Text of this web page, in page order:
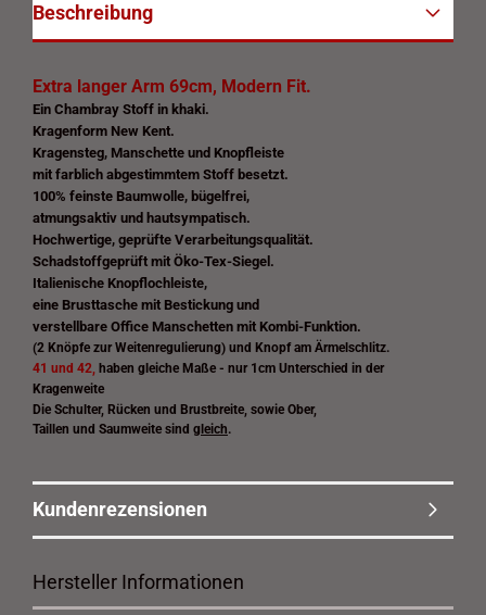
Beschreibung
Extra langer Arm 69cm, Modern Fit.
Ein Chambray Stoff in khaki.
Kragenform New Kent.
Kragensteg, Manschette und Knopfleiste
mit farblich abgestimmtem Stoff besetzt.
100% feinste Baumwolle, bügelfrei,
atmungsaktiv und hautsympatisch.
Hochwertige, geprüfte Verarbeitungsqualität.
Schadstoffgeprüft mit Öko-Tex-Siegel.
Italienische Knopflochleiste,
eine Brusttasche mit Bestickung und
verstellbare Office Manschetten mit Kombi-Funktion.
(2 Knöpfe zur Weitenregulierung) und Knopf am Ärmelschlitz.
41 und 42, haben gleiche Maße - nur 1cm Unterschied in der
Kragenweite
Die Schulter, Rücken und Brustbreite, sowie Ober,
Taillen und Saumweite sind gleich.
Kundenrezensionen
Hersteller Informationen